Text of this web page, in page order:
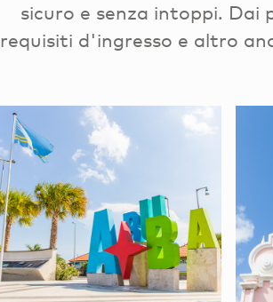
sicuro e senza intoppi.
requisiti d'ingresso e altro